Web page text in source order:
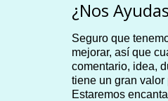
¿Nos
Seguro que
mejorar, así que
comentario, idea,
tiene un gran valor
Estaremos